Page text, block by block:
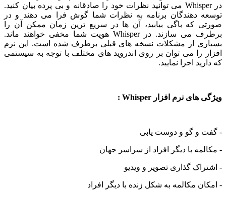
در Whisper می توانید نظرات خود را صادقانه و بی پرده بیان کنید.
توسعه دهندگان برنامه به نظرات شما گوش فرا می دهند و در
صورتی که باگی بیابید، آن ها در سریع ترین زمان ممکن آن را
برطرف می سازند. در Whisper هویت شما مخفی خواهند ماند.
بسیاری از مشکلات نسخه های قبلی برطرف شده است. این نرم
افزار را می توان بر روی اندروید های مختلف با توجه به سیستمی
که دارید اجرا نمایید.
ویژگی های نرم افزار Whisper :
- گفت و گو و دوست یابی
- مکالمه با دیگر افراد از سراسر جهان
- اشتراک گذاری تصویر و ویدیو
- امکان مکالمه به شکل زنده با دیگر افراد